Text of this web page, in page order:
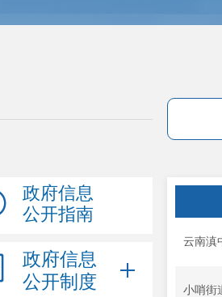
政府信息
公开指南
政府信息
公开制度
云南滇
小哨街